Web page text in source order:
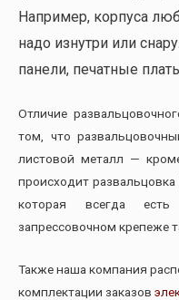
Например, корпуса
надо изнутри или
панели, печатные
Отличие
том, что
листовой металл —
происходит
которая всегда
запрессовочном крепеже
Также наша компания
комплектации заказов